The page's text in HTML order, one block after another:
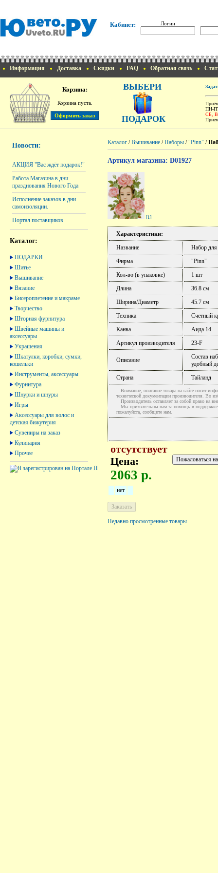
Кабинет: Логин
Информация Доставка Скидки FAQ Обратная связь
Корзина:
Корзина пуста.
ВЫБЕРИ
ПОДАРОК
ПН-
СБ,
Новости:
АКЦИЯ "Вас ждёт подарок!"
Работа Магазина в дни
празднования Нового Года
Исполнение заказов в дни
самоизоляции.
Портал поставщиков
Каталог:
ПОДАРКИ
Шитье
Вышивание
Вязание
Бисероплетение и макраме
Творчество
Шторная фурнитура
Швейные машины и
аксессуары
Украшения
Шкатулки, коробки, сумки,
кошельки
Инструменты, аксессуары
Фурнитура
Шнурки и шнуры
Игры
Аксессуары для волос и
детская бижутерия
Сувениры на заказ
Кулинария
Прочее
Каталог /Вышивание /Наборы /"Pinn" /
Артикул магазина: D01927
[1]
Характеристики:
Название
Набор
Фирма
"Pinn"
Кол-во (в упаковке)
1 шт
Длина
36.8 см
Ширина/Диаметр
45.7 см
Техника
Счетный
Канва
Аида 14
Артикул производителя
23-F
Описание
Состав
удобный
Страна
Тайланд
Внимание, описание товара на сайте носит
технической документации производителя. Во
Производитель оставляет за собой право на
Мы признательны вам за помощь в поддержке
пожалуйста, сообщите нам.
отсутствует
Цена:
2063 р.
нет
Недавно просмотренные товары